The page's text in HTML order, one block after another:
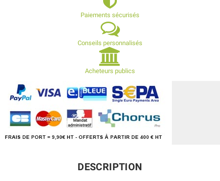
Paiements sécurisés
Conseils personnalisés
Acheteurs publics
DESCRIPTION